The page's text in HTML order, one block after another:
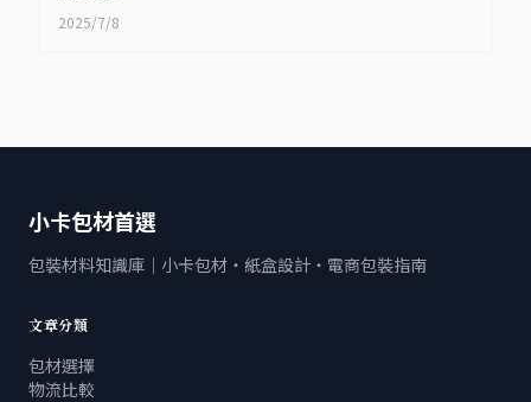
2025/7/8
小卡包材首選
包裝材料知識庫｜小卡包材・紙盒設計・電商包裝指南
文章分類
包材選擇
物流比較